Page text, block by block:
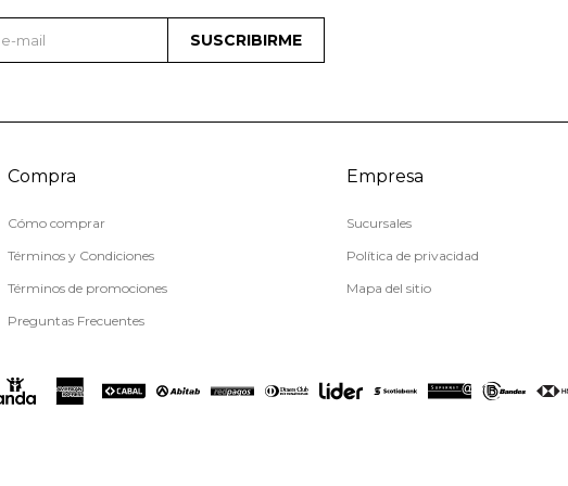
SUSCRIBIRME
Compra
Cómo comprar
Términos y Condiciones
Términos de promociones
Preguntas Frecuentes
Empresa
Sucursales
Política de privacidad
Mapa del sitio